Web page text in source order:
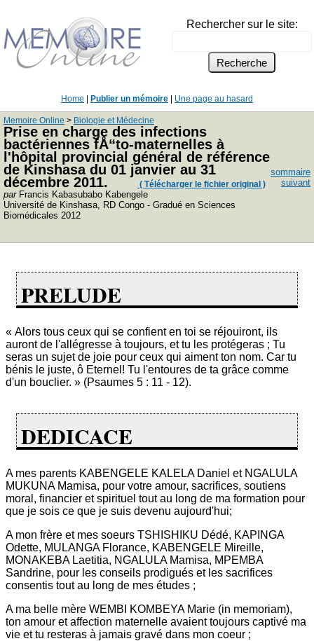
Rechercher sur le site:
Home Publier un mémoire Une page au hasard
Memoire Online > Biologie et Médecine
Prise en charge des infections
bactériennes fÅ“to-maternelles à
l'hôpital provincial général de référence
de Kinshasa du 01 janvier au 31
décembre 2011.
( Télécharger le fichier original )
parFrancis Kabasubabo Kabengele
Université de Kinshasa, RD Congo - Gradué en Sciences
Biomédicales 2012
sommaire
suivant
PRELUDE
« Alors tous ceux qui se confient en toi se réjouiront, ils
auront de l'allégresse à toujours, et tu les protégeras ; Tu
seras un sujet de joie pour ceux qui aiment ton nom. Car tu
bénis le juste, ô Eternel! Tu l'entoures de ta grâce comme
d'un bouclier. » (Psaumes 5 : 11 - 12).
DEDICACE
A mes parents KABENGELE KALELA Daniel et NGALULA
MUKUNA Mamisa, pour votre amour, sacrifices, soutiens
moral, financier et spirituel tout au long de ma formation pour
que je sois ce que je suis devenu aujourd'hui;
A mon frère et mes soeurs TSHISHIKU Dédé, KAPINGA
Odette, MULANGA Florance, KABENGELE Mireille,
MONAKEBA Laetitia, NGALULA Mamisa, MPEMBA
Sandrine, pour les conseils prodigués et les sacrifices
consentis tout au long de mes études ;
A ma belle mère WEMBI KOMBEYA Marie (in memoriam),
ton amour et affection maternelle avaient toujours captivé ma
vie et tu resteras à jamais gravé dans mon coeur ;